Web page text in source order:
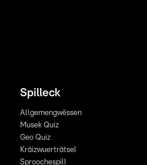
Spilleck
Allgemengwëssen
Musek Quiz
Geo Quiz
Kräizwuerträtsel
Sproochespill